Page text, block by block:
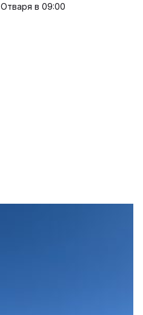
Отваря в 09:00